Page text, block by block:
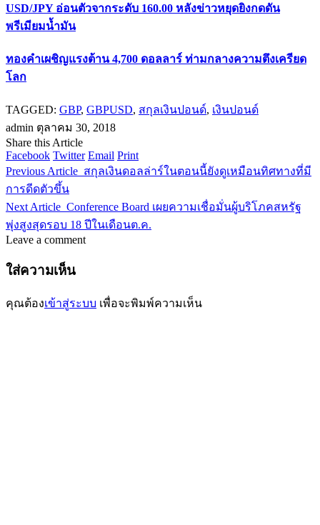
USD/JPY อ่อนตัวจากระดับ 160.00 หลังข่าวหยุดยิงกดดัน
พรีเมียมน้ำมัน
ทองคำเผชิญแรงต้าน 4,700 ดอลลาร์ ท่ามกลางความตึงเครียด
โลก
TAGGED: GBP, GBPUSD, สกุลเงินปอนด์, เงินปอนด์
admin ตุลาคม 30, 2018
Share this Article
Facebook Twitter Email Print
Previous Article สกุลเงินดอลล่าร์ในตอนนี้ยังดูเหมือนทิศทางที่มี
การดีดตัวขึ้น
Next Article Conference Board เผยความเชื่อมั่นผู้บริโภคสหรัฐ
พุ่งสูงสุดรอบ 18 ปีในเดือนต.ค.
Leave a comment
ใส่ความเห็น
คุณต้องเข้าสู่ระบบ เพื่อจะพิมพ์ความเห็น